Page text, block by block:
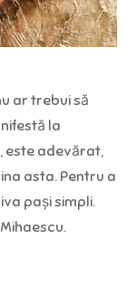
ar trebui să
la
este adevărat,
asta. Pentru a
pași simpli.